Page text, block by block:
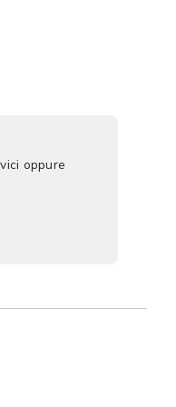
oppure